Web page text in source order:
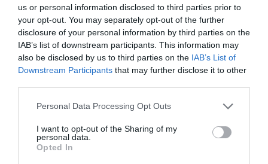
us or personal information disclosed to third parties prior to
your opt-out. You may separately opt-out of the further
disclosure of your personal information by third parties on the
IAB’s list of downstream participants. This information may
also be disclosed by us to third parties on the IAB’s List of
Downstream Participants that may further disclose it to other
Personal Data Processing Opt Outs
I want to opt-out of the Sharing of my
personal data.
Opted In